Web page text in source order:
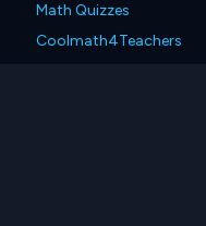
Math Quizzes
Coolmath4Teachers